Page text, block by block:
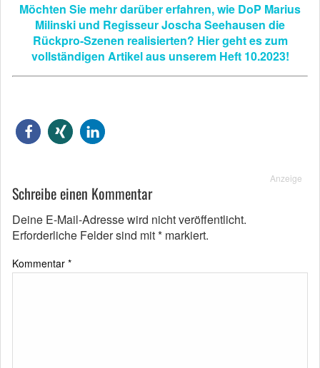
Möchten Sie mehr darüber erfahren, wie DoP Marius
Milinski und Regisseur Joscha Seehausen die
Rückpro-Szenen realisierten? Hier geht es zum
vollständigen Artikel aus unserem Heft 10.2023!
Anzeige
Schreibe einen Kommentar
Deine E-Mail-Adresse wird nicht veröffentlicht.
Erforderliche Felder sind mit* markiert.
Kommentar *